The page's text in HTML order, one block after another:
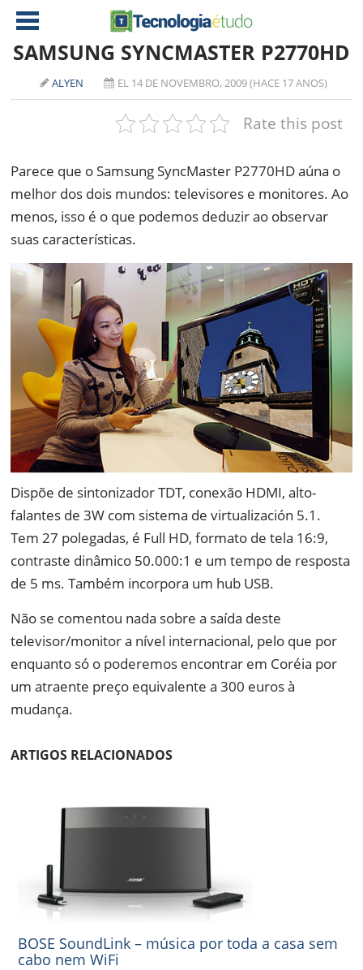
NOTÍCIAS
ATI
NVIDIA
SOFTWARE
NOTEBOOKS
IOS
NOKIA
JOGOS
DOWNLOADS
ANÁLISE
SAMSUNG SYNCMASTER P2770HD
ALYEN EL 14 DE NOVEMBRO, 2009 (HACE 17 ANOS)
Rate this post
Parece que o Samsung SyncMaster P2770HD aúna o
melhor dos dois mundos: televisores e monitores. Ao
menos, isso é o que podemos deduzir ao observar
suas características.
Dispõe de sintonizador TDT, conexão HDMI, alto-
falantes de 3W com sistema de virtualización 5.1.
Tem 27 polegadas, é Full HD, formato de tela 16:9,
contraste dinâmico 50.000:1 e um tempo de resposta
de 5 ms. Também incorpora um hub USB.
Não se comentou nada sobre a saída deste
televisor/monitor a nível internacional, pelo que por
enquanto só o poderemos encontrar em Coréia por
um atraente preço equivalente a 300 euros à
mudança.
ARTIGOS RELACIONADOS
BOSE SoundLink – música por toda a casa sem
cabo nem WiFi